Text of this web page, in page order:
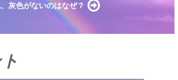
灰色がないのはなぜ？